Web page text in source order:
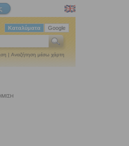
Google
Καταλύματα
| Αναζήτηση μέσω χάρτη